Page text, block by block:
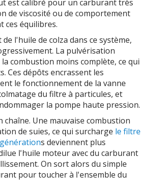
est calibré pour un carburant très
de viscosité ou de comportement
ces équilibres.
l'huile de colza dans ce système,
La pulvérisation
combustion moins complète, ce qui
Ces dépôts encrassent les
le fonctionnement de la vanne
du filtre à particules, et
la pompe haute pression.
chaîne. Une mauvaise combustion
de suies, ce qui surcharge le filtre
s deviennent plus
l'huile moteur avec du carburant
On sort alors du simple
pour toucher à l'ensemble du